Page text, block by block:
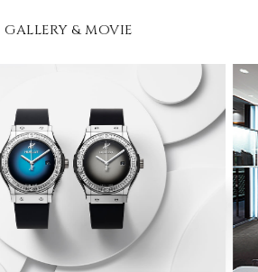
GALLERY & MOVIE